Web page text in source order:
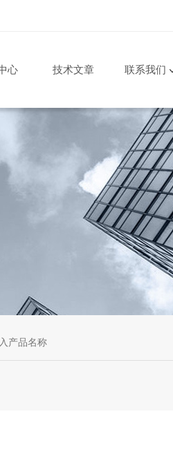
心 技术文章 联系我们